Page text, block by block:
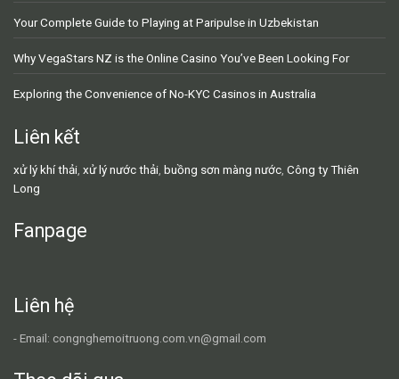
Your Complete Guide to Playing at Paripulse in Uzbekistan
Why VegaStars NZ is the Online Casino You’ve Been Looking For
Exploring the Convenience of No-KYC Casinos in Australia
Liên kết
xử lý khí thải xử lý nước thải buồng sơn màng nước Công ty Thiên
Long
Fanpage
Liên hệ
- Email: congnghemoitruong.com.vn@gmail.com